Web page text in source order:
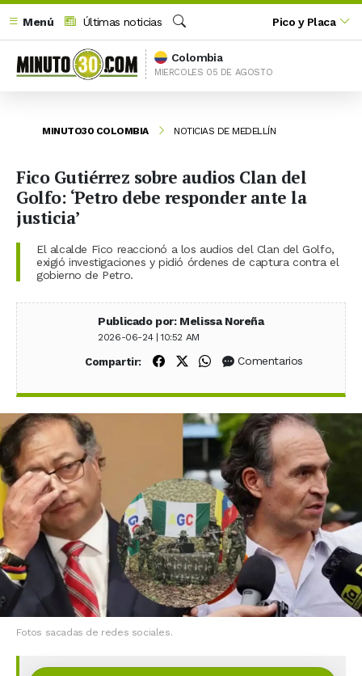
Menú
Últimas noticias
Buscar
Pico y Placa
Colombia
MIERCOLES 05 DE AGOSTO
MINUTO30 COLOMBIA NOTICIAS DE MEDELLÍN
Fico Gutiérrez sobre audios Clan del
Golfo: ‘Petro debe responder ante la
justicia’
El alcalde Fico reaccionó a los audios del Clan del Golfo,
exigió investigaciones y pidió órdenes de captura contra el
gobierno de Petro.
Publicado por: Melissa Noreña
2026-06-24 | 10:52 AM
Compartir: Compartir en Facebook
Compartir en X (Twitter)
Compartir en WhatsApp
Comentarios
Fotos sacadas de redes sociales.